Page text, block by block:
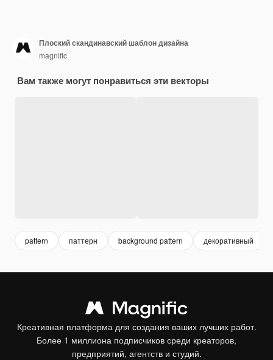
Плоский скандинавский шаблон дизайна
magnific
Вам также могут понравиться эти векторы
pattern паттерн background pattern декоративный
Креативная платформа для создания ваших лучших работ.
Более 1 миллиона подписчиков среди креаторов,
предприятий, агентств и студий.